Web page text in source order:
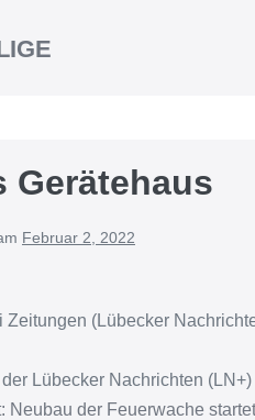
Gerätehaus
Februar 2, 2022
Zeitungen (Lübecker
Lübecker Nachrichten
Neubau der Feuerwache